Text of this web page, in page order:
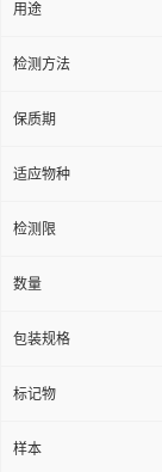
用途
检测方法
保质期
适应物种
检测限
数量
包装规格
标记物
样本